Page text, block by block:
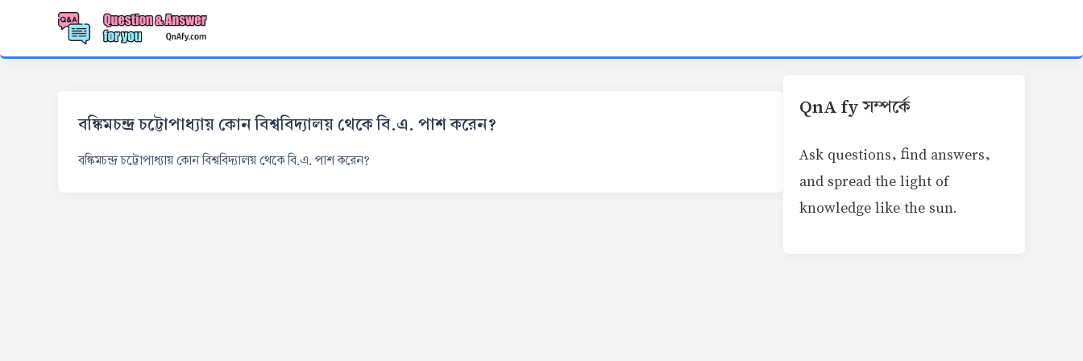
বঙ্কিমচন্দ্র চট্টোপাধ্যায় কোন বিশ্ববিদ্যালয় থেকে বি.এ. পাশ করেন?
বঙ্কিমচন্দ্র চট্টোপাধ্যায় কোন বিশ্ববিদ্যালয় থেকে বি.এ. পাশ করেন?
QnA fy সম্পর্কে
Ask questions, find answers,
and spread the light of
knowledge like the sun.